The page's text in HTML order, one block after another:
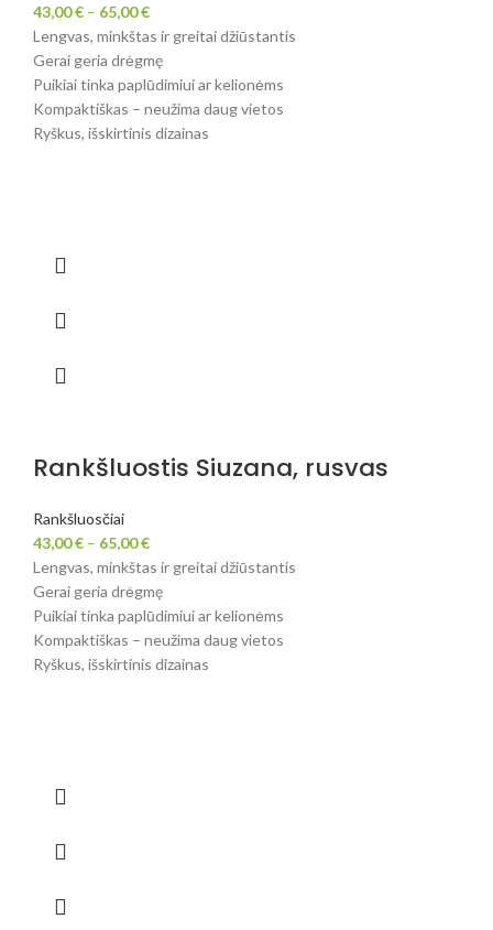
43,00€ – 65,00€
Lengvas, minkštas ir greitai džiūstantis
Gerai geria drėgmę
Puikiai tinka paplūdimiui ar kelionėms
Kompaktiškas – neužima daug vietos
Ryškus, išskirtinis dizainas
Rankšluostis Siuzana, rusvas
Rankšluosčiai
43,00€ – 65,00€
Lengvas, minkštas ir greitai džiūstantis
Gerai geria drėgmę
Puikiai tinka paplūdimiui ar kelionėms
Kompaktiškas – neužima daug vietos
Ryškus, išskirtinis dizainas